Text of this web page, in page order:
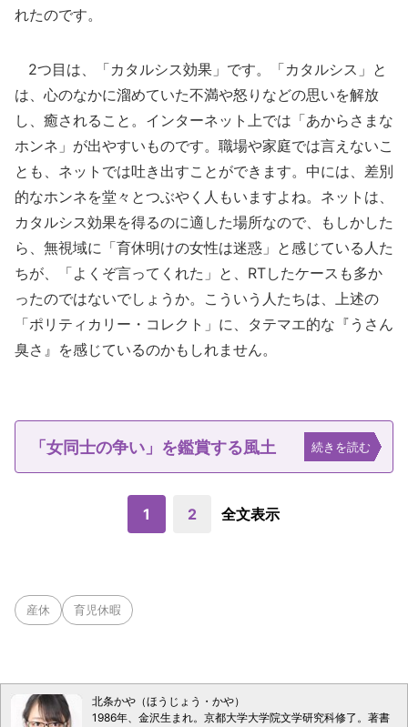
れたのです。
2つ目は、「カタルシス効果」です。「カタルシス」と
は、心のなかに溜めていた不満や怒りなどの思いを解放
し、癒されること。インターネット上では「あからさまな
ホンネ」が出やすいものです。職場や家庭では言えないこ
とも、ネットでは吐き出すことができます。中には、差別
的なホンネを堂々とつぶやく人もいますよね。ネットは、
カタルシス効果を得るのに適した場所なので、もしかした
ら、無視域に「育休明けの女性は迷惑」と感じている人た
ちが、「よくぞ言ってくれた」と、RTしたケースも多か
ったのではないでしょうか。こういう人たちは、上述の
「ポリティカリー・コレクト」に、タテマエ的な『うさん
臭さ』を感じているのかもしれません。
「女同士の争い」を鑑賞する風土 続きを読む
1 2 全文表示
産休 育児休暇
北条かや（ほうじょう・かや）
1986年、金沢生まれ。京都大学大学院文学研究科修了。著書